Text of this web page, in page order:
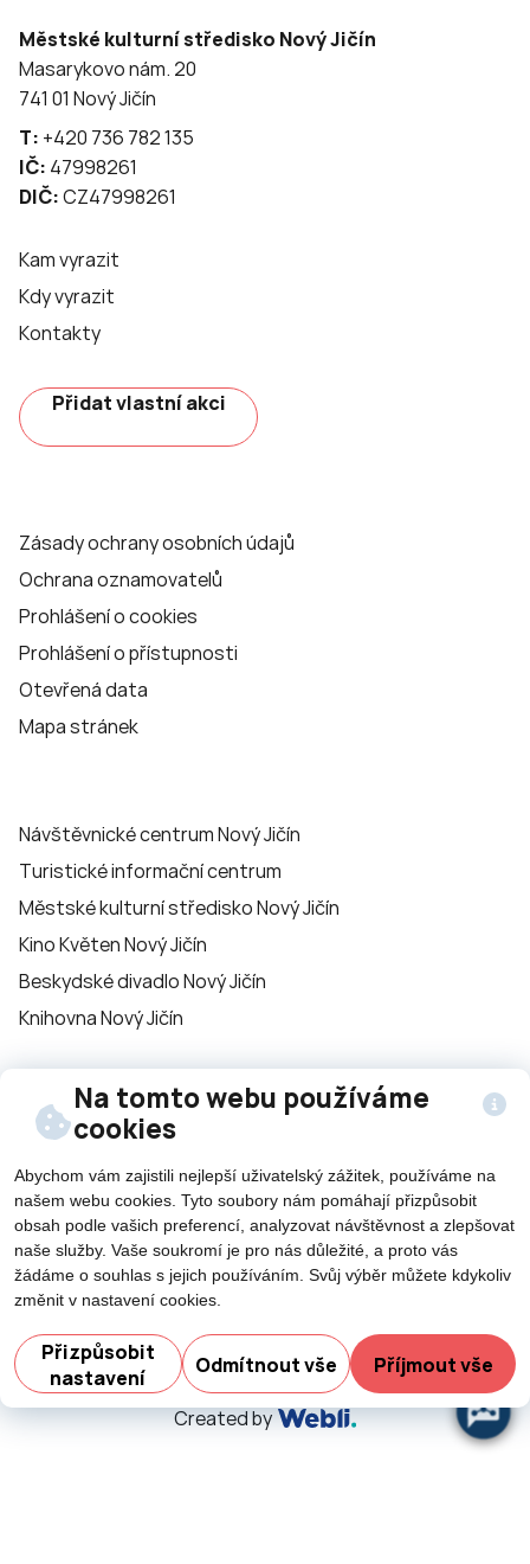
Na tomto webu používáme
cookies
Abychom vám zajistili nejlepší uživatelský zážitek, používáme na
našem webu cookies. Tyto soubory nám pomáhají přizpůsobit
obsah podle vašich preferencí, analyzovat návštěvnost a zlepšovat
naše služby. Vaše soukromí je pro nás důležité, a proto vás
žádáme o souhlas s jejich používáním. Svůj výběr můžete kdykoliv
změnit v nastavení cookies.
Přizpůsobit
nastavení
Odmítnout vše Příjmout vše
Městské kulturní středisko Nový Jičín
Masarykovo nám. 20
741 01 Nový Jičín
T: +420 736 782 135
IČ: 47998261
DIČ:CZ47998261
Kam vyrazit
Kdy vyrazit
Kontakty
Přidat vlastní akci
Zásady ochrany osobních údajů
Ochrana oznamovatelů
Prohlášení o cookies
Prohlášení o přístupnosti
Otevřená data
Mapa stránek
Návštěvnické centrum Nový Jičín
Turistické informační centrum
Městské kulturní středisko Nový Jičín
Kino Květen Nový Jičín
Beskydské divadlo Nový Jičín
Knihovna Nový Jičín
Sledujte nás na
sítích
jeho části je umožněn pouze se souhlasem města Nový
Jičín.
Created by
Potřebujete poradit?Z